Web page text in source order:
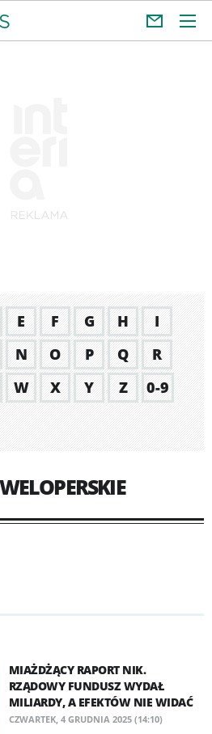
E F G H
I
N O P Q
R
W X Y Z
0-9
MIAŻDŻĄCY RAPORT NIK.
RZĄDOWY FUNDUSZ WYDAŁ
MILIARDY, A EFEKTÓW NIE WIDAĆ
CZWARTEK, 4 GRUDNIA 2025 (14:10)